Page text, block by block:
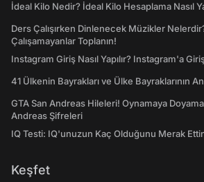
İdeal Kilo Nedir? İdeal Kilo Hesaplama Nasıl
Ders Çalışırken Dinlenecek Müzikler
Çalışamayanlar Toplanın!
Instagram Giriş Nasıl Yapılır? Instagram'a
41 Ülkenin Bayrakları ve Ülke Bayraklarının
GTA San Andreas Hileleri! Oynamaya
Andreas Şifreleri
IQ Testi: IQ'unuzun Kaç Olduğunu Merak
Keşfet